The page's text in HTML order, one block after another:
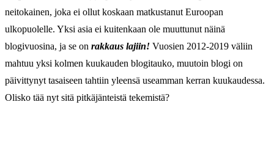
neitokainen, joka ei ollut koskaan matkustanut Euroopan
ulkopuolelle. Yksi asia ei kuitenkaan ole muuttunut näinä
blogivuosina, ja se on rakkaus lajiin! Vuosien 2012-2019 väliin
mahtuu yksi kolmen kuukauden blogitauko, muutoin blogi on
päivittynyt tasaiseen tahtiin yleensä useamman kerran kuukaudessa.
Olisko tää nyt sitä pitkäjänteistä tekemistä?